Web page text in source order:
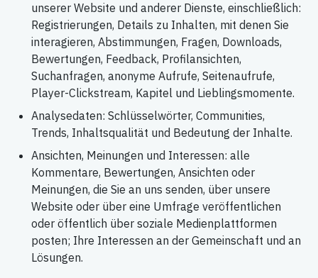
unserer Website und anderer Dienste, einschließlich:
Registrierungen, Details zu Inhalten, mit denen Sie
interagieren, Abstimmungen, Fragen, Downloads,
Bewertungen, Feedback, Profilansichten,
Suchanfragen, anonyme Aufrufe, Seitenaufrufe,
Player-Clickstream, Kapitel und Lieblingsmomente.
Analysedaten: Schlüsselwörter, Communities,
Trends, Inhaltsqualität und Bedeutung der Inhalte.
Ansichten, Meinungen und Interessen: alle
Kommentare, Bewertungen, Ansichten oder
Meinungen, die Sie an uns senden, über unsere
Website oder über eine Umfrage veröffentlichen
oder öffentlich über soziale Medienplattformen
posten; Ihre Interessen an der Gemeinschaft und an
Lösungen.